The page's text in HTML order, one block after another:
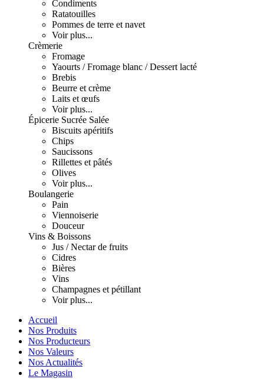
Condiments
Ratatouilles
Pommes de terre et navet
Voir plus...
Crèmerie
Fromage
Yaourts / Fromage blanc / Dessert lacté
Brebis
Beurre et crème
Laits et œufs
Voir plus...
Épicerie Sucrée Salée
Biscuits apéritifs
Chips
Saucissons
Rillettes et pâtés
Olives
Voir plus...
Boulangerie
Pain
Viennoiserie
Douceur
Vins & Boissons
Jus / Nectar de fruits
Cidres
Bières
Vins
Champagnes et pétillant
Voir plus...
Accueil
Nos Produits
Nos Producteurs
Nos Valeurs
Nos Actualités
Le Magasin